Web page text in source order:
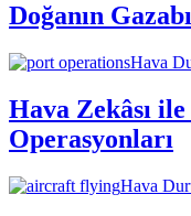
Doğanın
Hava
Hava Zekâsı
Operasyonları
Hava